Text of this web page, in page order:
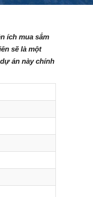
ích mua sắm
sẽ là một
án này chính